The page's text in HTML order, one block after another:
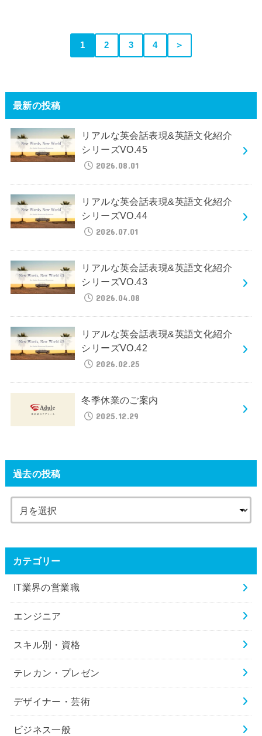
1 2 3 4 ＞
最新の投稿
リアルな英会話表現&英語文化紹介
シリーズVO.45
2026.08.01
リアルな英会話表現&英語文化紹介
シリーズVO.44
2026.07.01
リアルな英会話表現&英語文化紹介
シリーズVO.43
2026.04.08
リアルな英会話表現&英語文化紹介
シリーズVO.42
2026.02.25
冬季休業のご案内
2025.12.29
過去の投稿
カテゴリー
IT業界の営業職
エンジニア
スキル別・資格
テレカン・プレゼン
デザイナー・芸術
ビジネス一般